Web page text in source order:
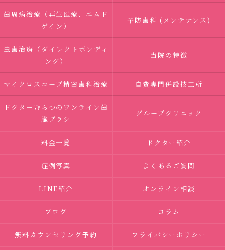
歯周病治療（再生医療、エムド
ゲイン）
予防歯科 (メンテナンス)
虫歯治療（ダイレクトボンディ
ング）
当院の特徴
マイクロスコープ精密歯科治療 自費専門併設技工所
ドクターむらつのワンライン歯
臓ブラシ
グループクリニック
料金一覧 ドクター紹介
症例写真 よくあるご質問
LINE紹介 オンライン相談
ブログ コラム
無料カウンセリング予約 プライバシーポリシー